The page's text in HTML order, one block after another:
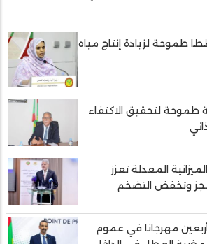
طموحة لزيادة إنتاج مياه
طموحة لتحقيق الاكتفاء
المعدلة تعزز
وتخفض التضخم
أربعين مهرجانا في عموم